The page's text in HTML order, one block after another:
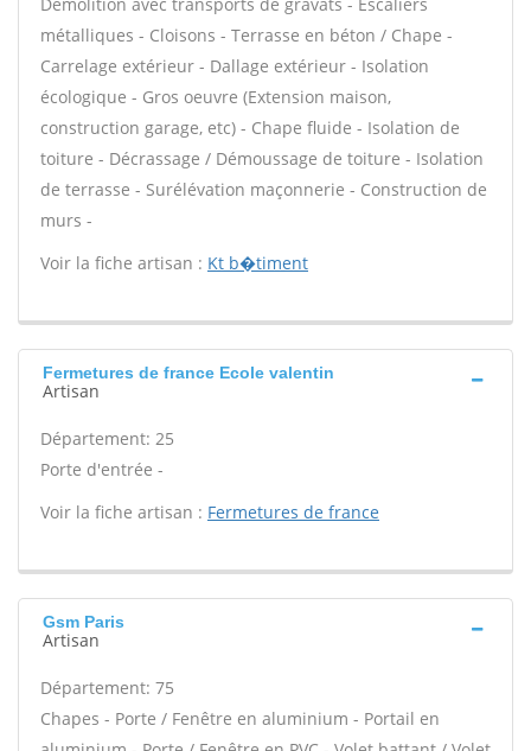
métalliques - Cloisons - Terrasse en béton / Chape -
Carrelage extérieur - Dallage extérieur - Isolation
écologique - Gros oeuvre (Extension maison,
construction garage, etc) - Chape fluide - Isolation de
toiture - Décrassage / Démoussage de toiture - Isolation
de terrasse - Surélévation maçonnerie - Construction de
murs -
Voir la fiche artisan : Kt b�timent
Fermetures de france Ecole valentin
Artisan
Département: 25
Porte d'entrée -
Voir la fiche artisan : Fermetures de france
Gsm Paris
Artisan
Département: 75
Chapes - Porte / Fenêtre en aluminium - Portail en